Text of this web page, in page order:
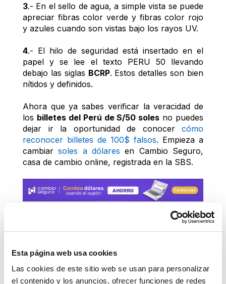
Esta página web usa cookies
Las cookies de este sitio web se usan para personalizar
el contenido y los anuncios, ofrecer funciones de redes
3.- En el sello de agua, a simple vista se puede
apreciar fibras color verde y fibras color rojo
y azules cuando son vistas bajo los rayos UV.
4.- El hilo de seguridad está insertado en el
papel y se lee el texto PERU 50 llevando
debajo las siglas BCRP. Estos detalles son bien
nítidos y definidos.
Ahora que ya sabes verificar la veracidad de
los billetes del Perú de S/50 soles no puedes
dejar ir la oportunidad de conocer cómo
reconocer billetes de 100$ falsos. Empieza a
cambiar soles a dólares en Cambio Seguro,
casa de cambio online, registrada en la SBS.
Envío soles
Monto mínimo S/3.40